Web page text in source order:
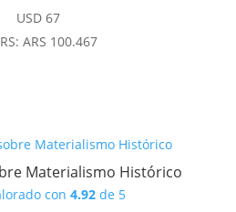
USD67
: ARS 100.467
Materialismo Histórico
con 4.92de 5